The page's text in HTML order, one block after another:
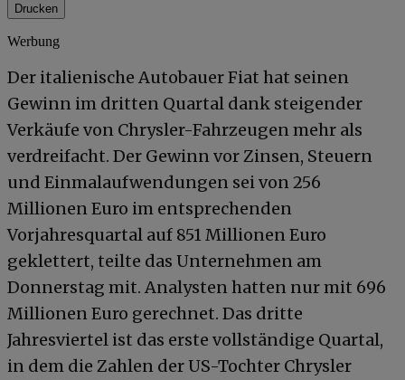
Drucken
Werbung
Der italienische Autobauer Fiat hat seinen
Gewinn im dritten Quartal dank steigender
Verkäufe von Chrysler-Fahrzeugen mehr als
verdreifacht. Der Gewinn vor Zinsen, Steuern
und Einmalaufwendungen sei von 256
Millionen Euro im entsprechenden
Vorjahresquartal auf 851 Millionen Euro
geklettert, teilte das Unternehmen am
Donnerstag mit. Analysten hatten nur mit 696
Millionen Euro gerechnet. Das dritte
Jahresviertel ist das erste vollständige Quartal,
in dem die Zahlen der US-Tochter Chrysler